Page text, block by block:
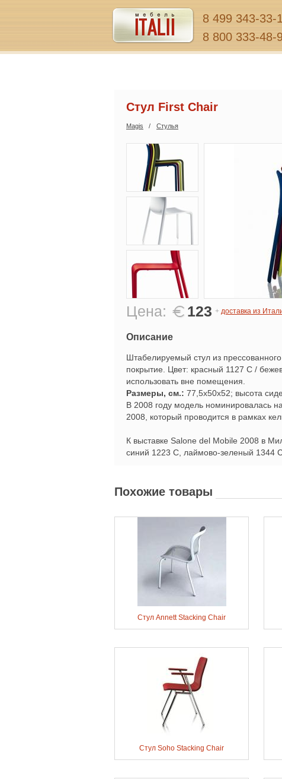
8 499 343-33-
8 800 333-48-
Стул First Chair
Magis Стулья
Цена: 123 + доставка из
Описание
Штабелируемый стул из
покрытие. Цвет: красный 1127 C /
использовать вне помещения.
Размеры, см.: 77,5х50х52; высота
В 2008 году модель номинировалась
2008, который проводится в рамках
К выставке Salone del Mobile 2008 в
синий 1223 C, лаймово-зеленый 1344
Похожие товары
Стул Annett Stacking Chair
Стул Soho Stacking Chair